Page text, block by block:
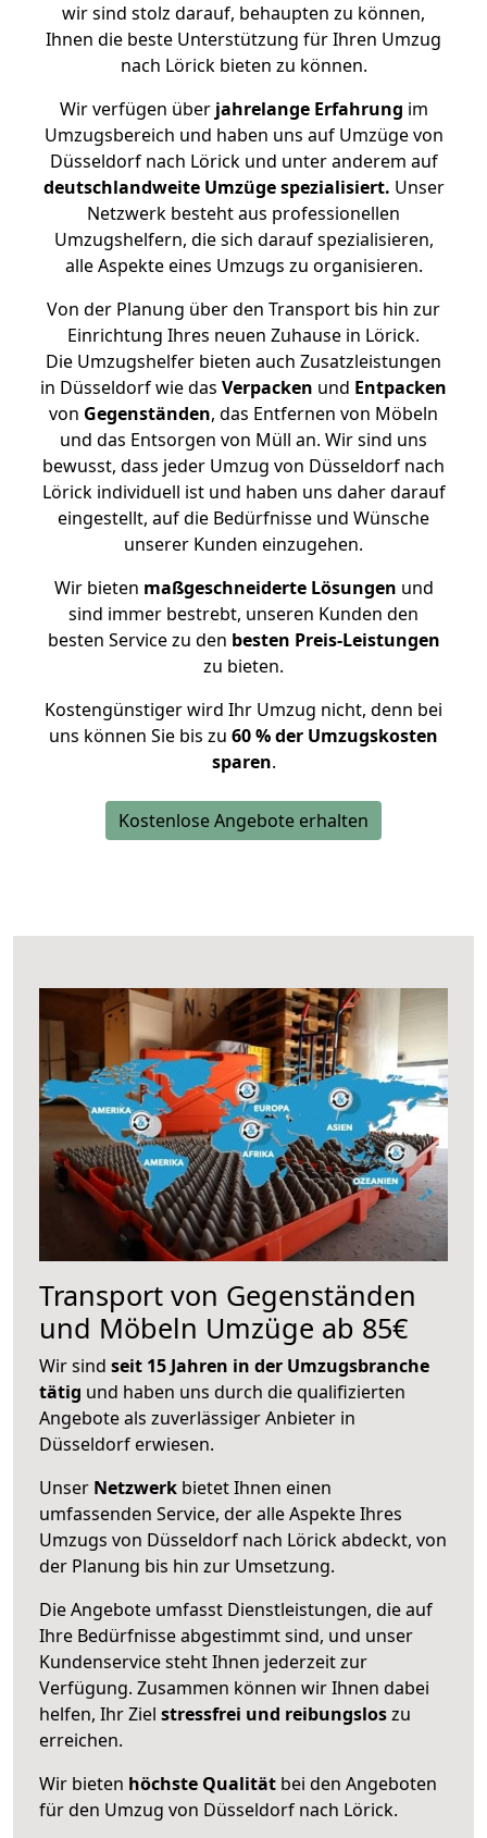
wir sind stolz darauf, behaupten zu können,
Ihnen die beste Unterstützung für Ihren Umzug
nach Lörick bieten zu können.
Wir verfügen überjahrelange Erfahrung im
Umzugsbereich und haben uns auf Umzüge von
Düsseldorf nach Lörick und unter anderem auf
deutschlandweite Umzüge spezialisiert. Unser
Netzwerk besteht aus professionellen
Umzugshelfern, die sich darauf spezialisieren,
alle Aspekte eines Umzugs zu organisieren.
Von der Planung über den Transport bis hin zur
Einrichtung Ihres neuen Zuhause in Lörick.
Die Umzugshelfer bieten auch Zusatzleistungen
in Düsseldorf wie das Verpacken und Entpacken
von Gegenständen, das Entfernen von Möbeln
und das Entsorgen von Müll an. Wir sind uns
bewusst, dass jeder Umzug von Düsseldorf nach
Lörick individuell ist und haben uns daher darauf
eingestellt, auf die Bedürfnisse und Wünsche
unserer Kunden einzugehen.
Wir bieten maßgeschneiderte Lösungen und
sind immer bestrebt, unseren Kunden den
besten Service zu den besten Preis-Leistungen
zu bieten.
Kostengünstiger wird Ihr Umzug nicht, denn bei
uns können Sie bis zu 60 % der Umzugskosten
sparen.
Kostenlose Angebote erhalten
Transport von Gegenständen
und Möbeln Umzüge ab 85€
Wir sind seit 15 Jahren in der Umzugsbranche
tätig und haben uns durch die qualifizierten
Angebote als zuverlässiger Anbieter in
Düsseldorf erwiesen.
Unser Netzwerk bietet Ihnen einen
umfassenden Service, der alle Aspekte Ihres
Umzugs von Düsseldorf nach Lörick abdeckt, von
der Planung bis hin zur Umsetzung.
Die Angebote umfasst Dienstleistungen, die auf
Ihre Bedürfnisse abgestimmt sind, und unser
Kundenservice steht Ihnen jederzeit zur
Verfügung. Zusammen können wir Ihnen dabei
helfen, Ihr Ziel stressfrei und reibungsloszu
erreichen.
Wir bieten höchste Qualität bei den Angeboten
für den Umzug von Düsseldorf nach Lörick.